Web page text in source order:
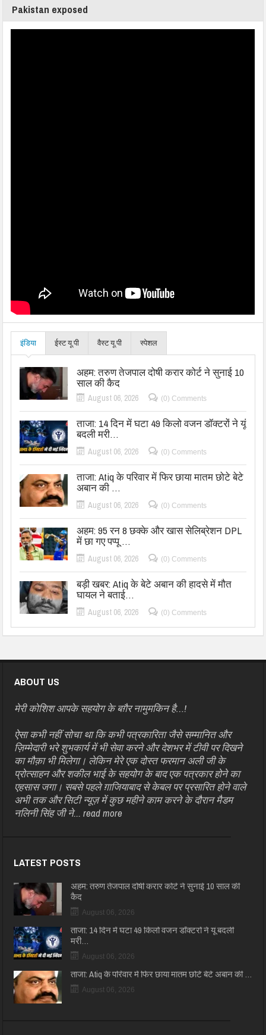
Pakistan exposed
इंडिया ईस्ट यू.पी वैस्ट यू.पी स्पेशल
अहम: तरुण तेजपाल दोषी करार कोर्ट ने सुनाई 10
साल की कैद
August 06, 2026 (0) Comments
ताजा: 14 दिन में घटा 49 किलो वजन डॉक्टरों ने यूं
बदली मरी…
August 06, 2026 (0) Comments
ताजा: Atiq के परिवार में फिर छाया मातम छोटे बेटे
अबान की …
August 06, 2026 (0) Comments
अहम: 95 रन 8 छक्के और खास सेलिब्रेशन DPL
में छा गए पप्पू …
August 06, 2026 (0) Comments
बड़ी खबर: Atiq के बेटे अबान की हादसे में मौत
घायल ने बताई…
August 06, 2026 (0) Comments
ABOUT US
मेरी कोशिश आपके सहयोग के बग़ैर नामुमकिन है…!
ऐसा कभी नहीं सोचा था कि कभी पत्रकारिता जैसे सम्मानित और
ज़िम्मेदारी भरे शुभकार्य में भी सेवा करने और देशभर में टीवी पर दिखने
का मौक़ा भी मिलेगा। लेकिन मेरे एक दोस्त फरमान अली जी के
प्रोत्साहन और शकील भाई के सहयोग के बाद एक पत्रकार होने का
एहसास जगा। सबसे पहले ग़ाजियाबाद से केबल पर प्रसारित होने वाले
अभी तक और सिटी न्यूज़ में कुछ महीने काम करने के दौरान मैडम
नलिनी सिंह जी ने...read more
LATEST POSTS
अहम: तरुण तेजपाल दोषी करार कोर्ट ने सुनाई 10 साल की
कैद
August 06, 2026
ताजा: 14 दिन में घटा 49 किलो वजन डॉक्टरों ने यूं बदली
मरी…
August 06, 2026
ताजा: Atiq के परिवार में फिर छाया मातम छोटे बेटे अबान की …
August 06, 2026